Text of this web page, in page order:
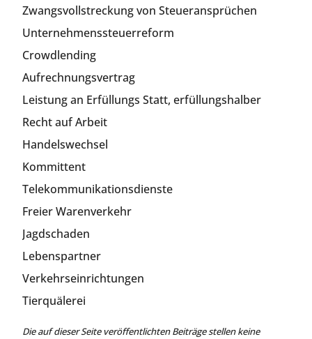
Zwangsvollstreckung von Steueransprüchen
Unternehmenssteuerreform
Crowdlending
Aufrechnungsvertrag
Leistung an Erfüllungs Statt, erfüllungshalber
Recht auf Arbeit
Handelswechsel
Kommittent
Telekommunikationsdienste
Freier Warenverkehr
Jagdschaden
Lebenspartner
Verkehrseinrichtungen
Tierquälerei
Die auf dieser Seite veröffentlichten Beiträge stellen keine